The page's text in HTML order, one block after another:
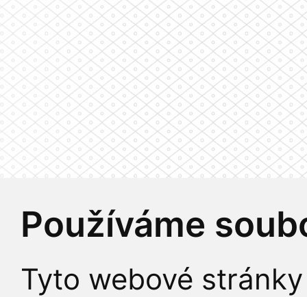
Používáme
Tyto webové